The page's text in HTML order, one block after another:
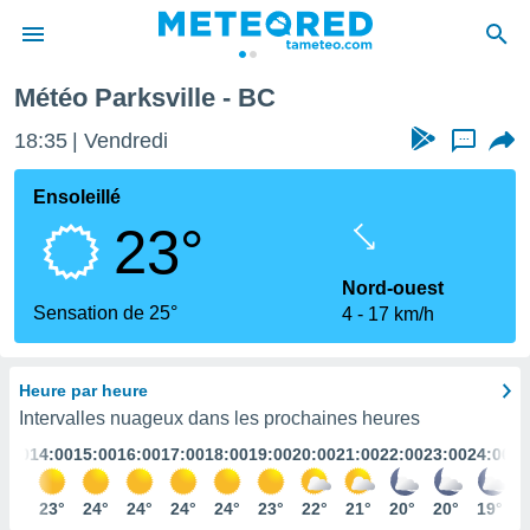
de
en
Météo Parksville - BC
18:35 Vendredi ...
Ensoleillé
23°
Sensation de 25°
Nord-ouest
4
17 km/h
Heure par heure
Intervalles nuageux dans les prochaines heures
14:00
23°
15:00
24°
16:00
24°
17:00
24°
18:00
24°
19:00
23°
20:00
22°
21:00
21°
22:00
20°
23:00
20°
24:00
19°